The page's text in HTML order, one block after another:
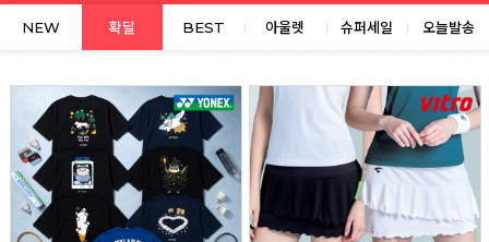
NEW 확딜 BEST 아울렛 슈퍼세일 오늘발송